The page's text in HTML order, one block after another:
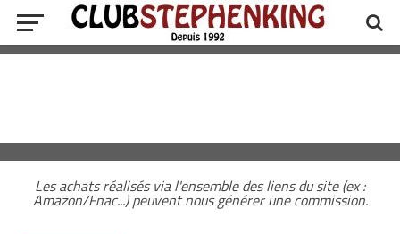
Les achats réalisés via l'ensemble des liens du site (ex :
Amazon/Fnac...) peuvent nous générer une commission.